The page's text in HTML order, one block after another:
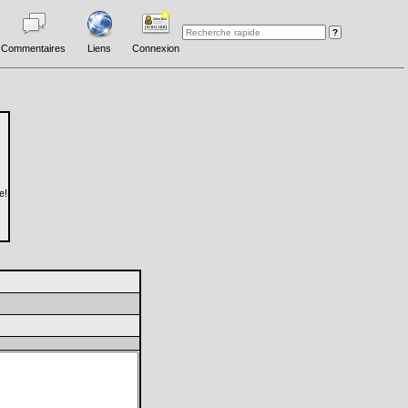
Commentaires Liens Connexion